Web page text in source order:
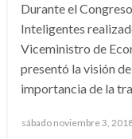
Durante el
Inteligentes
Viceministro de
presentó la visión
importancia de la
Publicado
sábado noviembre 3,